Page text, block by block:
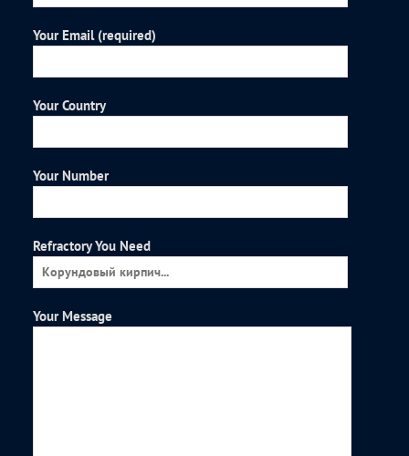
Your Email (required)
Your Country
Your Number
Refractory You Need
Your Message